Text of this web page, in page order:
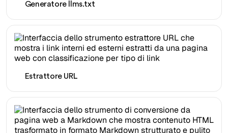
Generatore llms.txt
Estrattore URL